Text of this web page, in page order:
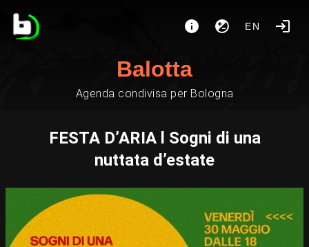
EN
Balotta
Agenda condivisa per Bologna
FESTA D’ARIA l Sogni di una
nuttata d’estate